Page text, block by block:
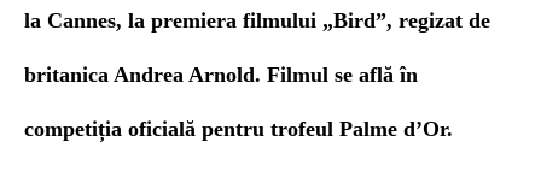
la Cannes, la premiera filmului „Bird”, regizat de
britanica Andrea Arnold. Filmul se află în
competiția oficială pentru trofeul Palme d’Or.